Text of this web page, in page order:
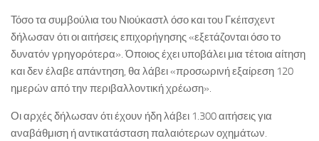
Τόσο τα συμβούλια του Νιούκαστλ όσο και του Γκέιτσχεντ
δήλωσαν ότι οι αιτήσεις επιχορήγησης «εξετάζονται όσο το
δυνατόν γρηγορότερα». Όποιος έχει υποβάλει μια τέτοια αίτηση
και δεν έλαβε απάντηση, θα λάβει «προσωρινή εξαίρεση 120
ημερών από την περιβαλλοντική χρέωση».
Οι αρχές δήλωσαν ότι έχουν ήδη λάβει 1.300 αιτήσεις για
αναβάθμιση ή αντικατάσταση παλαιότερων οχημάτων.